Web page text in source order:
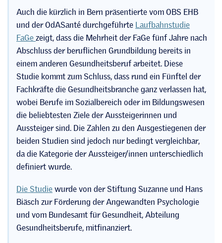
Auch die kürzlich in Bern präsentierte vom OBS EHB
und der OdASanté durchgeführte Laufbahnstudie
FaGezeigt, dass die Mehrheit der FaGe fünf Jahre nach
Abschluss der beruflichen Grundbildung bereits in
einem anderen Gesundheitsberuf arbeitet. Diese
Studie kommt zum Schluss, dass rund ein Fünftel der
Fachkräfte die Gesundheitsbranche ganz verlassen hat,
wobei Berufe im Sozialbereich oder im Bildungswesen
die beliebtesten Ziele der Aussteigerinnen und
Aussteiger sind. Die Zahlen zu den Ausgestiegenen der
beiden Studien sind jedoch nur bedingt vergleichbar,
da die Kategorie der Aussteiger/innen unterschiedlich
definiert wurde.
Die Studiewurde von der Stiftung Suzanne und Hans
Biäsch zur Förderung der Angewandten Psychologie
und vom Bundesamt für Gesundheit, Abteilung
Gesundheitsberufe, mitfinanziert.